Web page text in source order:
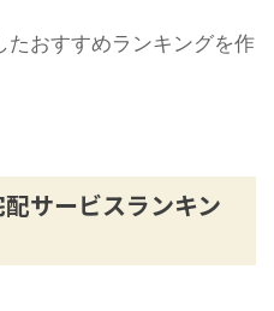
たおすすめランキングを作
サービスランキン